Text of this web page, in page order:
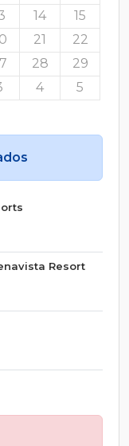
14
15
21
22
28
29
4 5
Resort